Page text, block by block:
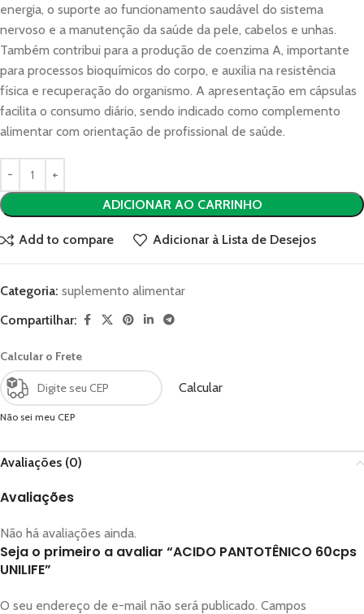
energia, o suporte ao funcionamento saudável do sistema
nervoso e a manutenção da saúde da pele, cabelos e unhas.
Também contribui para a produção de coenzima A, importante
para processos bioquímicos do corpo, e auxilia na resistência
física e recuperação do organismo. A apresentação em cápsulas
facilita o consumo diário, sendo indicado como complemento
alimentar com orientação de profissional de saúde.
ADICIONAR AO CARRINHO
Add to compare Adicionar à Lista de Desejos
Categoria: suplemento alimentar
Compartilhar:
Calcular o Frete
Calcular
Não sei meu CEP
Avaliações (0)
Avaliações
Não há avaliações ainda.
Seja o primeiro a avaliar “ACIDO PANTOTÊNICO 60cps
UNILIFE”
O seu endereço de e-mail não será publicado. Campos